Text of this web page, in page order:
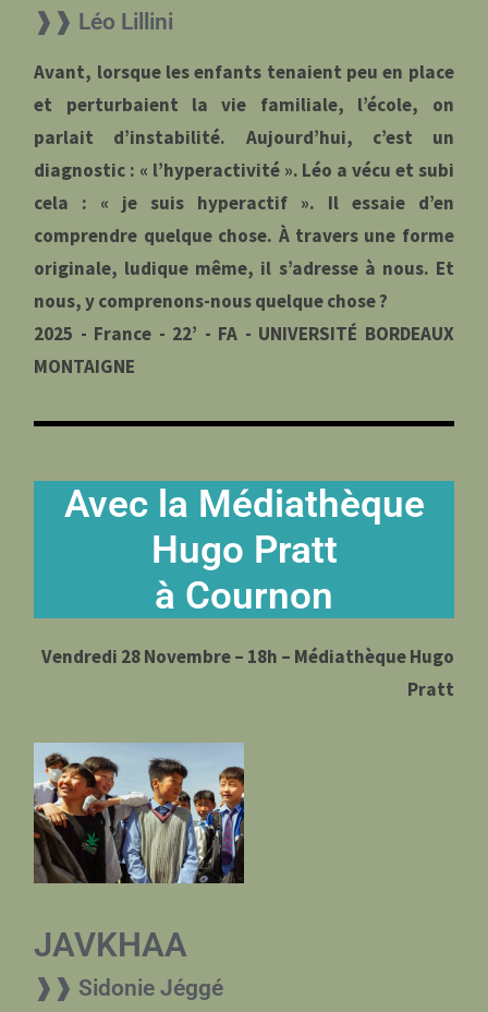
❱❱ Léo Lillini
Avant, lorsque les enfants tenaient peu en place
et perturbaient la vie familiale, l’école, on
parlait d’instabilité. Aujourd’hui, c’est un
diagnostic : « l’hyperactivité ». Léo a vécu et subi
cela : « je suis hyperactif ». Il essaie d’en
comprendre quelque chose. À travers une forme
originale, ludique même, il s’adresse à nous. Et
nous, y comprenons-nous quelque chose ?
2025 - France - 22’ - FA - UNIVERSITÉ BORDEAUX
MONTAIGNE
Avec la Médiathèque
Hugo Pratt
à Cournon
Vendredi 28 Novembre – 18h – Médiathèque Hugo
Pratt
JAVKHAA
❱❱ Sidonie Jéggé